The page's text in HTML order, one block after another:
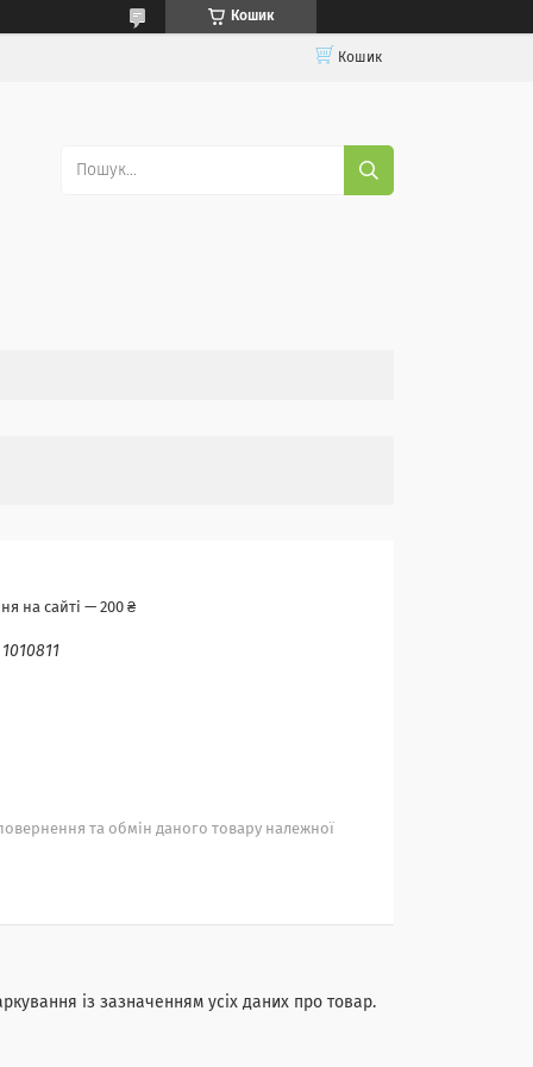
Кошик
Кошик
на сайті — 200 ₴
1010811
та обмін даного товару належної
із зазначенням усіх даних про товар.